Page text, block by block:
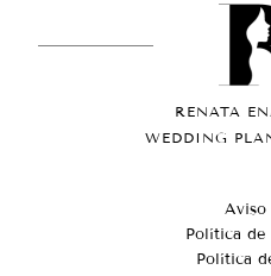
RENATA
WEDDING
Aviso
Política de
Política